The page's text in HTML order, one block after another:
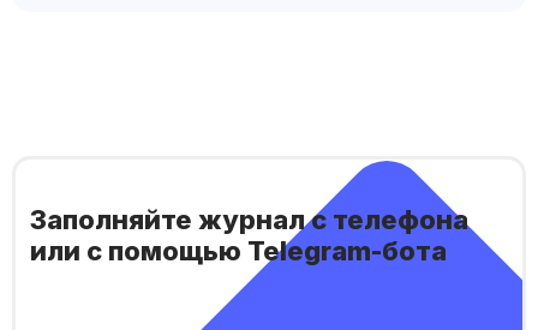
Заполняйте журнал с телефона
или с помощью Telegram-бота